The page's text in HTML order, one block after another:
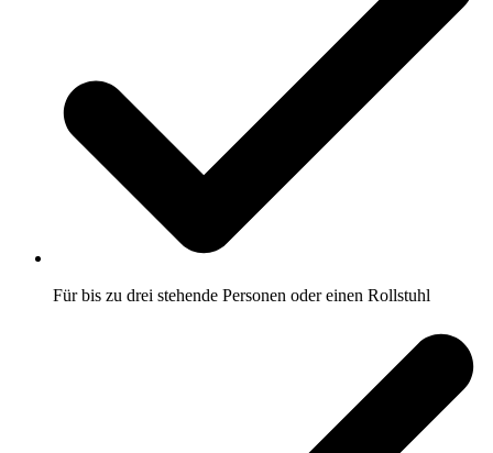
Für bis zu drei stehende Personen oder einen Rollstuhl